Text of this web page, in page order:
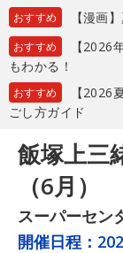
おすすめ 【漫画
おすすめ
【2026
もわかる！
おすすめ
【2026
ごし方ガイド
飯塚上三
（6月）
スーパーセン
開催日程：